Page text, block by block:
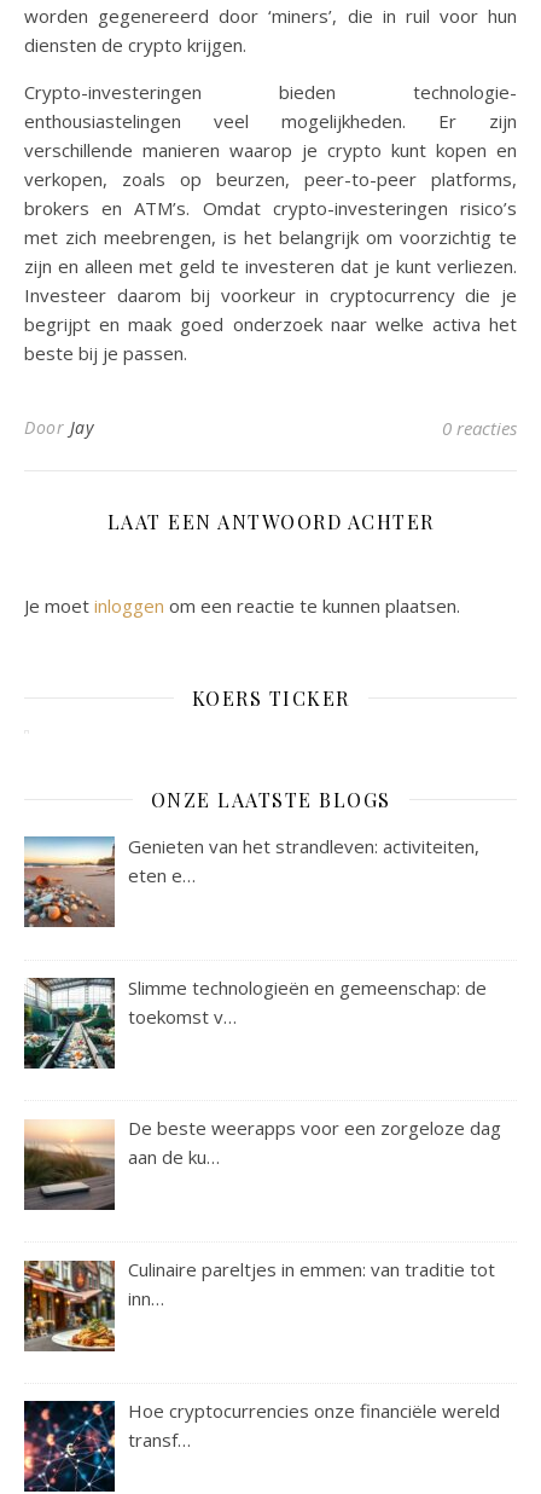
worden gegenereerd door ‘miners’, die in ruil voor hun
diensten de crypto krijgen.
Crypto-investeringen bieden technologie-
enthousiastelingen veel mogelijkheden. Er zijn
verschillende manieren waarop je crypto kunt kopen en
verkopen, zoals op beurzen, peer-to-peer platforms,
brokers en ATM’s. Omdat crypto-investeringen risico’s
met zich meebrengen, is het belangrijk om voorzichtig te
zijn en alleen met geld te investeren dat je kunt verliezen.
Investeer daarom bij voorkeur in cryptocurrency die je
begrijpt en maak goed onderzoek naar welke activa het
beste bij je passen.
Door Jay 0 reacties
LAAT EEN ANTWOORD ACHTER
Je moet inloggen om een reactie te kunnen plaatsen.
KOERS TICKER
ONZE LAATSTE BLOGS
Genieten van het strandleven: activiteiten,
eten e…
Slimme technologieën en gemeenschap: de
toekomst v…
De beste weerapps voor een zorgeloze dag
aan de ku…
Culinaire pareltjes in emmen: van traditie tot
inn…
Hoe cryptocurrencies onze financiële wereld
transf…